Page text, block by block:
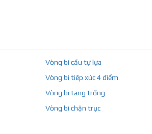
Vòng bi cầu tự lựa
Vòng bi tiếp xúc 4 điểm
Vòng bi tang trống
Vòng bi chặn trục